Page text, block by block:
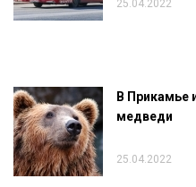
25.04.2022
В Прикамье
медведи
25.04.2022